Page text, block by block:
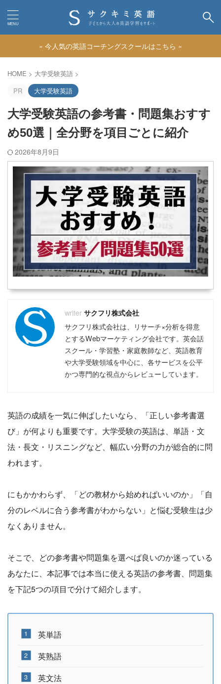
» 今人気の英語コーチングスクールはこちら «
HOME > 大学受験英語 >
PR
大学受験英語
大学受験英語の参考書・問題集おすす
め50選｜全分野を項目ごとに紹介
2026年8月9日
サクフリ株式会社
サクフリ株式会社は、リサーチ×分析を得意
とするWebマーケティング会社です。英会話
スクール・学習塾・家庭教師など、英語教育
や大学受験領域を中心に、各サービスを公平
かつ専門的な視点からレビューしています。
英語の成績を一気に伸ばしたいなら、「正しい参考書選
び」が何よりも重要です。大学受験の英語は、単語・文
法・長文・リスニングなど、幅広い分野の力が総合的に問
われます。
にもかかわらず、「どの教材から始めればいいのか」「自
分のレベルに合う参考書がわからない」と悩む受験生は少
なくありません。
そこで、どの参考書や問題集を選べば良いのか迷っている
あなたに、本記事では本当に使える英語の参考書、問題集
を下記5つの項目で分けて紹介します。
英単語
英熟語
英文法